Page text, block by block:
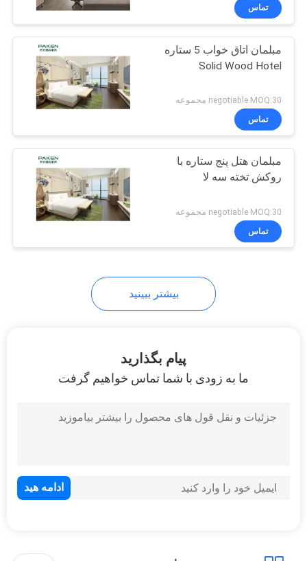
تماس
مبلمان اتاق خواب 5 ستاره
Solid Wood Hotel
negotiable MOQ:30 مجموعه
تماس
مبلمان هتل پنج ستاره با
روکش تخته سه لا
negotiable MOQ:30 مجموعه
تماس
بیشتر ببینید
پیام بگذارید
ما به زودی با شما تماس خواهیم گرفت